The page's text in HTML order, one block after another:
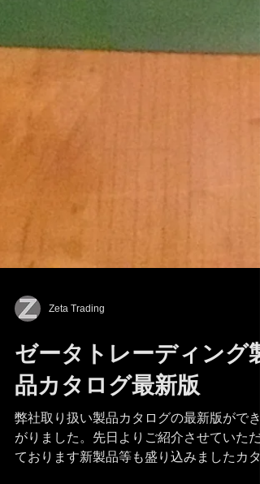
ゼータトレーディング製
品カタログ最新版
弊社取り扱い製品カタログの最新版ができ
がりました。先日よりご紹介させていただ